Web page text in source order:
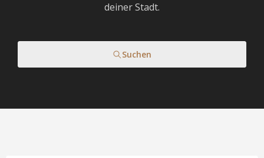
deiner Stadt.
Suchen